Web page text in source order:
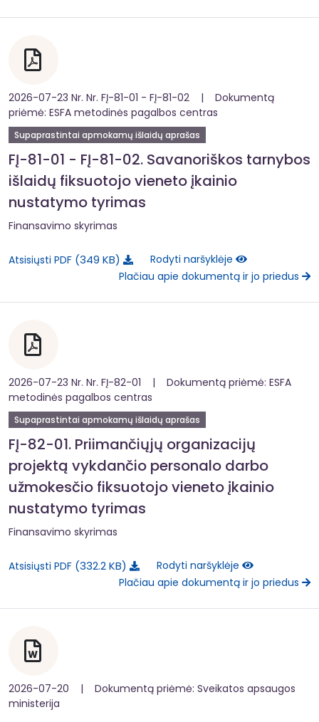
2026-07-23 Nr. Nr. FĮ-81-01 - FĮ-81-02 | Dokumentą
priėmė: ESFA metodinės pagalbos centras
Supaprastintai apmokamų išlaidų aprašas
FĮ-81-01 - FĮ-81-02. Savanoriškos tarnybos
išlaidų fiksuotojo vieneto įkainio
nustatymo tyrimas
Finansavimo skyrimas
Atsisiųsti PDF 349 KB
Rodyti naršyklėje
Plačiau apie dokumentą ir jo priedus
2026-07-23 Nr. Nr. FĮ-82-01 | Dokumentą priėmė: ESFA
metodinės pagalbos centras
Supaprastintai apmokamų išlaidų aprašas
FĮ-82-01. Priimančiųjų organizacijų
projektą vykdančio personalo darbo
užmokesčio fiksuotojo vieneto įkainio
nustatymo tyrimas
Finansavimo skyrimas
Atsisiųsti PDF 332.2 KB
Rodyti naršyklėje
Plačiau apie dokumentą ir jo priedus
2026-07-20 | Dokumentą priėmė: Sveikatos apsaugos
ministerija